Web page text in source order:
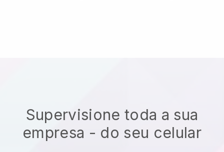
Supervisione toda a sua
empresa - do seu celular